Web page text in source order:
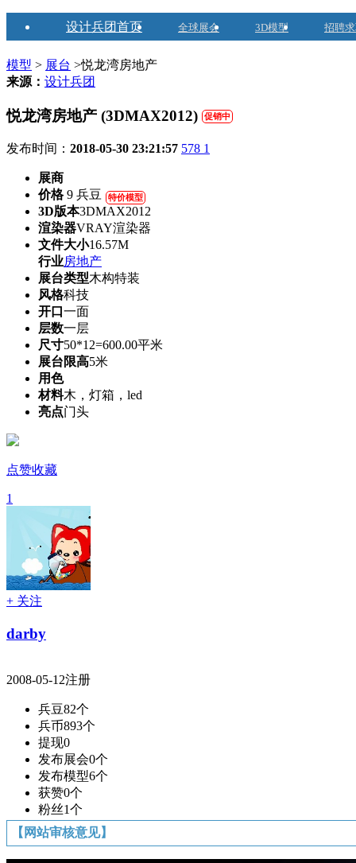
设计兵团首页 全球展会 3D模型 招聘
模型 > 展台 >悦龙湾房地产
来源： 设计兵团
悦龙湾房地产 (3DMAX2012) 促销中
发布时间： 2018-05-30 23:21:57 578 1
展商
价格9 兵豆 特价模型
3D版本3DMAX2012
渲染器VRAY渲染器
文件大小16.57M
行业房地产
展台类型木构特装
风格科技
开口 一面
层数一层
尺寸50*12=600.00平米
展台限高5米
用色
材料木，灯箱，led
亮点门头
点赞收藏
1
+ 关注
darby
2008-05-12注册
兵豆82个
兵币893个
提现0
发布展会0个
发布模型6个
获赞0个
粉丝1个
【网站审核意见】